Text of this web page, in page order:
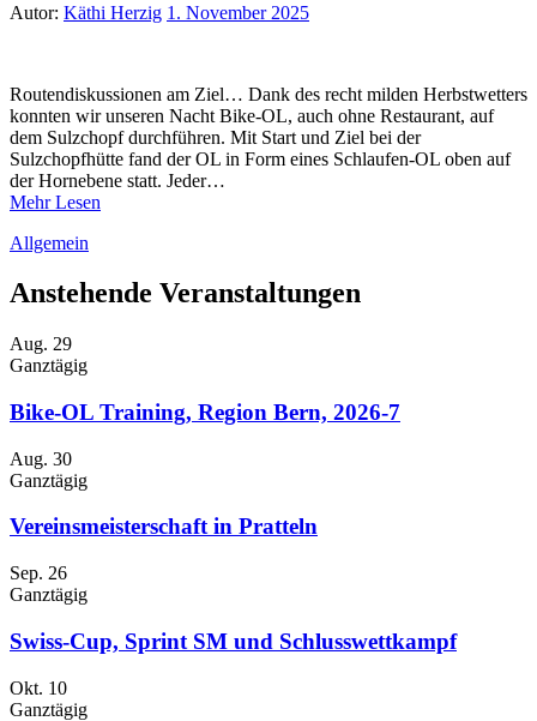
Autor: Käthi Herzig 1. November 2025
Routendiskussionen am Ziel… Dank des recht milden Herbstwetters
konnten wir unseren Nacht Bike-OL, auch ohne Restaurant, auf
dem Sulzchopf durchführen. Mit Start und Ziel bei der
Sulzchopfhütte fand der OL in Form eines Schlaufen-OL oben auf
der Hornebene statt. Jeder…
Mehr Lesen
Allgemein
Anstehende Veranstaltungen
Aug. 29
Ganztägig
Bike-OL Training, Region Bern, 2026-7
Aug. 30
Ganztägig
Vereinsmeisterschaft in Pratteln
Sep. 26
Ganztägig
Swiss-Cup, Sprint SM und Schlusswettkampf
Okt. 10
Ganztägig